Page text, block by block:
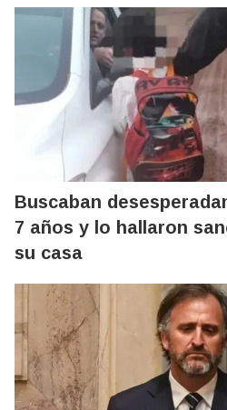
Buscaban
7 años y lo hallaron
su casa